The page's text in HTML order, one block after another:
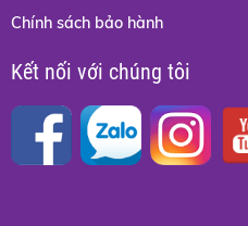
Chính sách bảo hành
Kết nối với chúng tôi